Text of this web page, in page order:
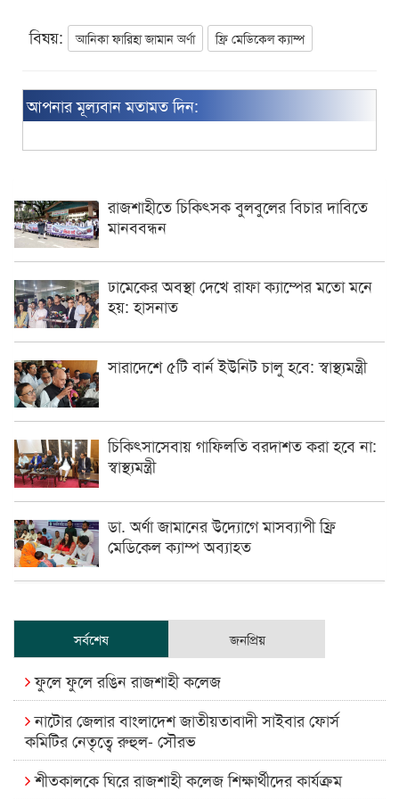
বিষয়: আনিকা ফারিহা জামান অর্ণা ফ্রি মেডিকেল ক্যাম্প
আপনার মূল্যবান মতামত দিন:
রাজশাহীতে চিকিৎসক বুলবুলের বিচার দাবিতে
মানববন্ধন
ঢামেকের অবস্থা দেখে রাফা ক্যাম্পের মতো মনে
হয়: হাসনাত
সারাদেশে ৫টি বার্ন ইউনিট চালু হবে: স্বাস্থ্যমন্ত্রী
চিকিৎসাসেবায় গাফিলতি বরদাশত করা হবে না:
স্বাস্থ্যমন্ত্রী
ডা. অর্ণা জামানের উদ্যোগে মাসব্যাপী ফ্রি
মেডিকেল ক্যাম্প অব্যাহত
সর্বশেষ জনপ্রিয়
ফুলে ফুলে রঙিন রাজশাহী কলেজ
নাটোর জেলার বাংলাদেশ জাতীয়তাবাদী সাইবার ফোর্স
কমিটির নেতৃত্বে রুহুল- সৌরভ
শীতকালকে ঘিরে রাজশাহী কলেজ শিক্ষার্থীদের কার্যক্রম